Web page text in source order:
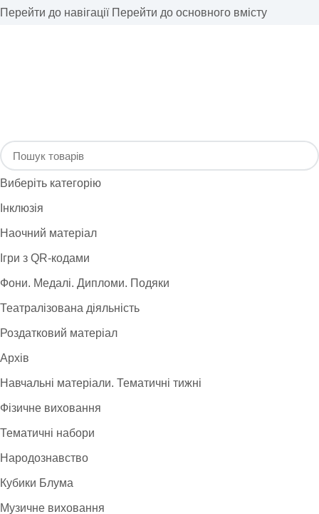
Перейти до навігації Перейти до основного вмісту
Виберіть категорію
Інклюзія
Наочний матеріал
Ігри з QR-кодами
Фони. Медалі. Дипломи. Подяки
Театралізована діяльність
Роздатковий матеріал
Архів
Навчальні матеріали. Тематичні тижні
Фізичне виховання
Тематичні набори
Народознавство
Кубики Блума
Музичне виховання